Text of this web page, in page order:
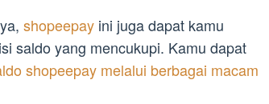
shopeepay ini juga dapat kamu
saldo yang mencukupi. Kamu dapat
shopeepay melalui berbagai macam